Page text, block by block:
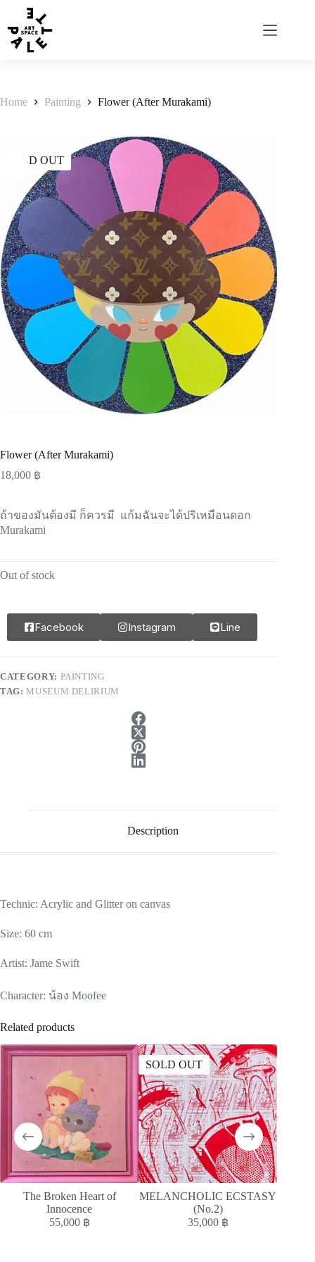
Home Painting Flower (After Murakami)
SOLD OUT
Flower (After Murakami)
18,000 ฿
ถ้าของมันต้องมี ก็ควรมี แก้มฉันจะได้ปริเหมือนดอก
Murakami
Out of stock
Facebook Instagram Line
CATEGORY: PAINTING
TAG:MUSEUM DELIRIUM
Description
Technic: Acrylic and Glitter on canvas
Size: 60 cm
Artist: Jame Swift
Character: น้อง Moofee
Related products
The Broken Heart of
Innocence
55,000 ฿
SOLD OUT
MELANCHOLIC ECSTASY
(No.2)
35,000 ฿